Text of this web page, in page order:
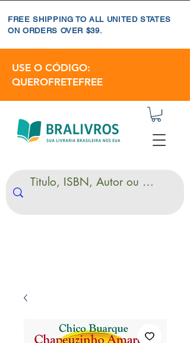
FREE SHIPPING TO ALL UNITED STATES
ON ORDERS OVER $39.
USE O CÓDIGO:
QUEROFRETEFREE